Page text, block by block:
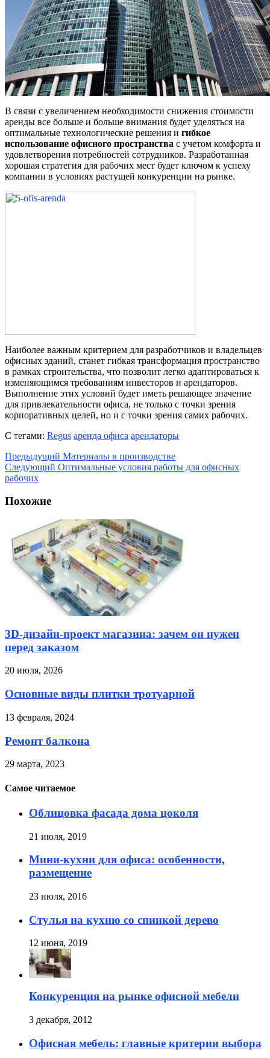
В связи с увеличением необходимости снижения стоимости
аренды все больше и больше внимания будет уделяться на
оптимальные технологические решения и гибкое
использование офисного пространства с учетом комфорта и
удовлетворения потребностей сотрудников. Разработанная
хорошая стратегия для рабочих мест будет ключом к успеху
компании в условиях растущей конкуренции на рынке.
Наиболее важным критерием для разработчиков и владельцев
офисных зданий, станет гибкая трансформация пространство
в рамках строительства, что позволит легко адаптироваться к
изменяющимся требованиям инвесторов и арендаторов.
Выполнение этих условий будет иметь решающее значение
для привлекательности офиса, не только с точки зрения
корпоративных целей, но и с точки зрения самих рабочих.
С тегами: Regus аренда офиса арендаторы
Предыдущий Материалы в производстве
Следующий Оптимальные условия работы для офисных
рабочих
Похожие
3D-дизайн-проект магазина: зачем он нужен
перед заказом
20 июля, 2026
Основные виды плитки тротуарной
13 февраля, 2024
Ремонт балкона
29 марта, 2023
Самое читаемое
Облицовка фасада дома цоколя
21 июля, 2019
Мини-кухни для офиса: особенности,
размещение
23 июля, 2016
Стулья на кухню со спинкой дерево
12 июня, 2019
Конкуренция на рынке офисной мебели
3 декабря, 2012
Офисная мебель: главные критерии выбора